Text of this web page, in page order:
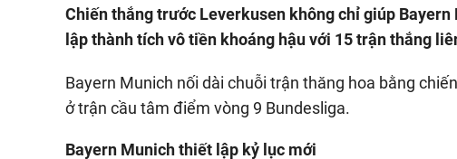
Chiến thắng trước Leverkusen không chỉ giúp
lập thành tích vô tiền khoáng hậu với 15 trận thắng
Bayern Munich nối dài chuỗi trận thăng hoa bằng
ở trận cầu tâm điểm vòng 9 Bundesliga.
Bayern Munich thiết lập kỷ lục mới